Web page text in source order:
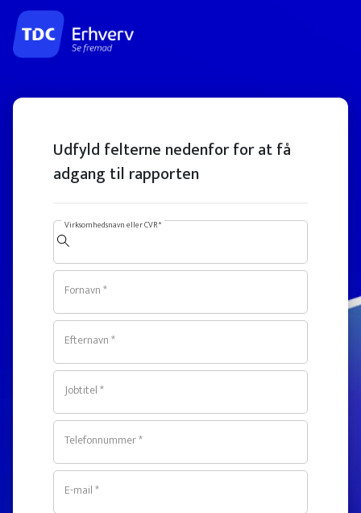
Udfyld felterne nedenfor for at få
adgang til rapporten
Virksomhedsnavn eller CVR *
Fornavn *
Efternavn *
Jobtitel *
Telefonnummer *
E-mail *